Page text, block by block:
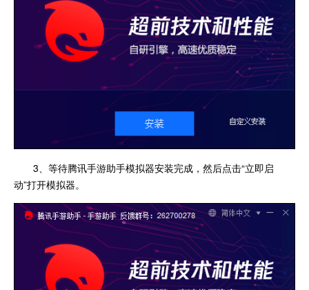
3、等待腾讯手游助手模拟器安装完成，然后点击“立即启
动”打开模拟器。